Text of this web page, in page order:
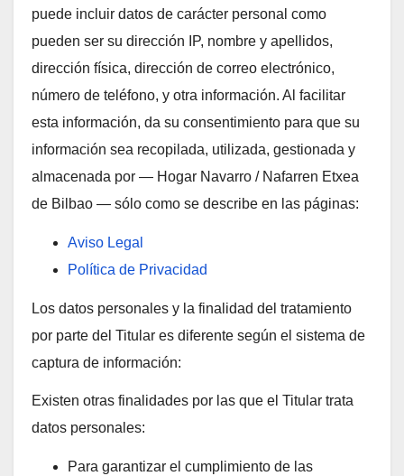
puede incluir datos de carácter personal como
pueden ser su dirección IP, nombre y apellidos,
dirección física, dirección de correo electrónico,
número de teléfono, y otra información. Al facilitar
esta información, da su consentimiento para que su
información sea recopilada, utilizada, gestionada y
almacenada por — Hogar Navarro / Nafarren Etxea
de Bilbao — sólo como se describe en las páginas:
Aviso Legal
Política de Privacidad
Los datos personales y la finalidad del tratamiento
por parte del Titular es diferente según el sistema de
captura de información:
Existen otras finalidades por las que el Titular trata
datos personales:
Para garantizar el cumplimiento de las